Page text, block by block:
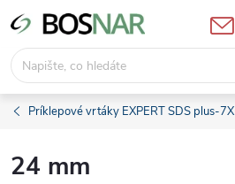
Přejít
na
obsah
Príklepové vrtáky EXPERT SDS plus-7X
24 mm